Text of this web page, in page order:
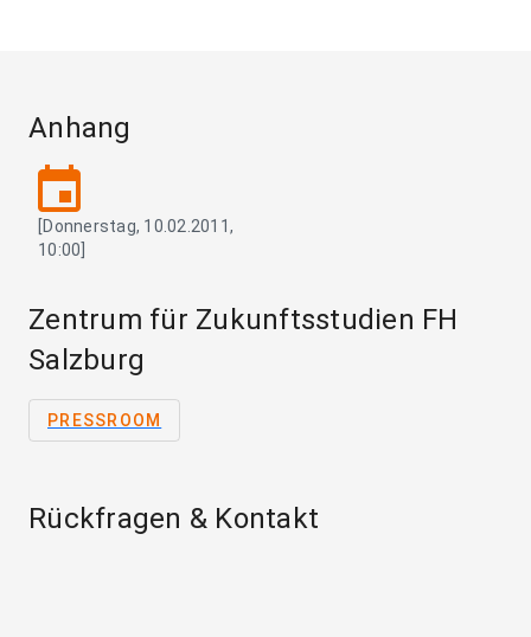
Anhang
event
[Donnerstag, 10.02.2011,
10:00]
Zentrum für Zukunftsstudien FH
Salzburg
PRESSROOM
Rückfragen & Kontakt